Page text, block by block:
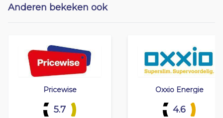
Anderen bekeken ook
Pricewise
5.7
Oxxio Energie
4.6